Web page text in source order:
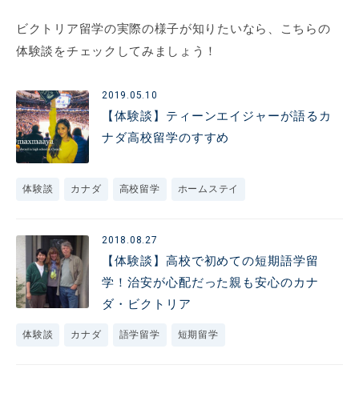
ビクトリア留学の実際の様子が知りたいなら、こちらの
体験談をチェックしてみましょう！
2019.05.10
【体験談】ティーンエイジャーが語るカ
ナダ高校留学のすすめ
体験談 カナダ 高校留学 ホームステイ
2018.08.27
【体験談】高校で初めての短期語学留
学！治安が心配だった親も安心のカナ
ダ・ビクトリア
体験談 カナダ 語学留学 短期留学